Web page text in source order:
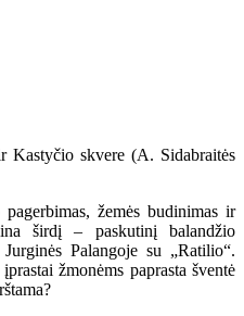
žemės budinimas ir
širdį – paskutinį balandžio
Palangoje su „Ratilio“.
žmonėms paprasta šventė